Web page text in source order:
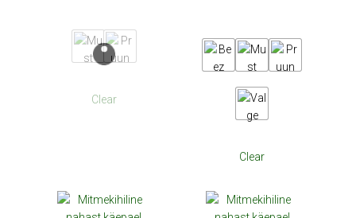
Clear
Clear